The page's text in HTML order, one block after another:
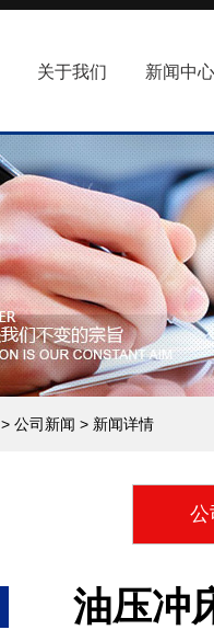
关于我们 新闻中心
> 公司新闻 > 新闻详情
公
油压冲